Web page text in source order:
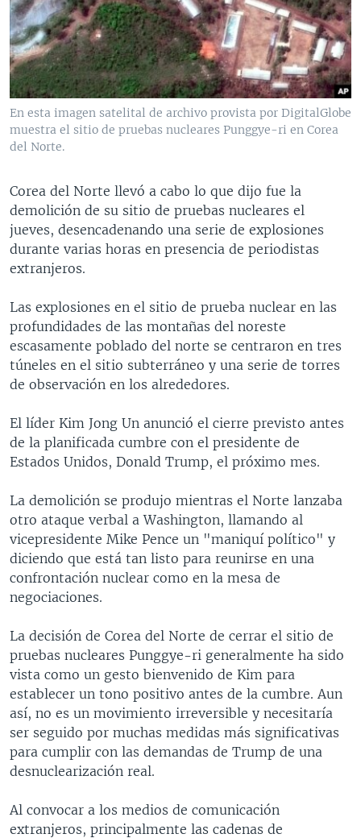
VENEZUELA
BRASIL
NICARAGUA
ECONOMÍA
ENTRETENIMIENTO Y CULTURA
TECNOLOGÍA
DEPORTES
CIENCIA Y SALUD
MULTIMEDIA
VIDEOS
FOTOGRAFÍA
AUDIOS
PROGRAMAS TV
EL MUNDO AL DÍA
FORO INTERAMERICANO
VISIÓN 360
PANORAMA
RADIO
AVANCE INFORMATIVO
AUDIONOTICIAS
ESTADOS UNIDOS AL DÍA
EL MUNDO AL DÍA [RADIO]
FORO [RADIO]
DEPORTIVO INTERNACIONAL
NOTA ECONÓMICA
ENTRETENIMIENTO
DIRECT
DOCUMENTALES DE LA VOA
SÍGANOS
En esta imagen satelital de archivo provista por DigitalGlobe
muestra el sitio de pruebas nucleares Punggye-ri en Corea
del Norte.
Corea del Norte llevó a cabo lo que dijo fue la
demolición de su sitio de pruebas nucleares el
jueves, desencadenando una serie de explosiones
durante varias horas en presencia de periodistas
extranjeros.
Las explosiones en el sitio de prueba nuclear en las
profundidades de las montañas del noreste
escasamente poblado del norte se centraron en tres
túneles en el sitio subterráneo y una serie de torres
de observación en los alrededores.
El líder Kim Jong Un anunció el cierre previsto antes
de la planificada cumbre con el presidente de
Estados Unidos, Donald Trump, el próximo mes.
La demolición se produjo mientras el Norte lanzaba
otro ataque verbal a Washington, llamando al
vicepresidente Mike Pence un "maniquí político" y
diciendo que está tan listo para reunirse en una
confrontación nuclear como en la mesa de
negociaciones.
La decisión de Corea del Norte de cerrar el sitio de
pruebas nucleares Punggye-ri generalmente ha sido
vista como un gesto bienvenido de Kim para
establecer un tono positivo antes de la cumbre. Aun
así, no es un movimiento irreversible y necesitaría
ser seguido por muchas medidas más significativas
para cumplir con las demandas de Trump de una
desnuclearización real.
Al convocar a los medios de comunicación
extranjeros, principalmente las cadenas de